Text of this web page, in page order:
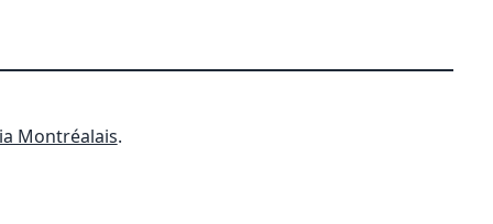
Montréalais.